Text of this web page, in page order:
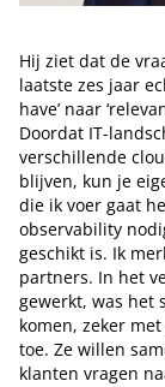
Hij ziet dat de
laatste zes jaar
have’ naar
Doordat IT-
verschillende
blijven, kun je
die ik voer gaat
observability
geschikt is. Ik
partners. In het
gewerkt, was het
komen, zeker
toe. Ze willen
klanten vragen